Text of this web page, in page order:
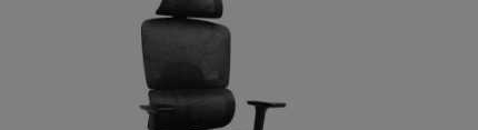
Tablety
Foto